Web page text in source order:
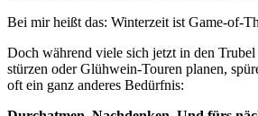
Bei mir heißt das: Winterzeit ist Game-of-
Doch während viele sich jetzt in den Trubel
stürzen oder Glühwein-Touren planen,
oft ein ganz anderes Bedürfnis: